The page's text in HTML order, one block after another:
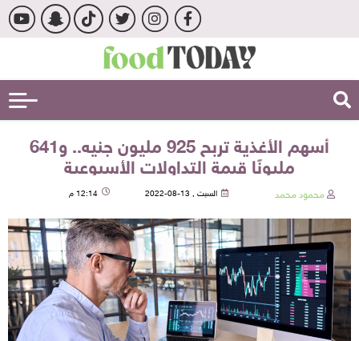
أسهم الأغذية تربح 925 مليون جنيه.. و641
مليونًا قيمة التداولات الأسبوعية
محمود محمد السبت , 13-08-2022 12:14 م